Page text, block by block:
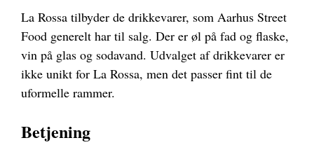
La Rossa tilbyder de drikkevarer, som Aarhus Street
Food generelt har til salg. Der er øl på fad og flaske,
vin på glas og sodavand. Udvalget af drikkevarer er
ikke unikt for La Rossa, men det passer fint til de
uformelle rammer.
Betjening